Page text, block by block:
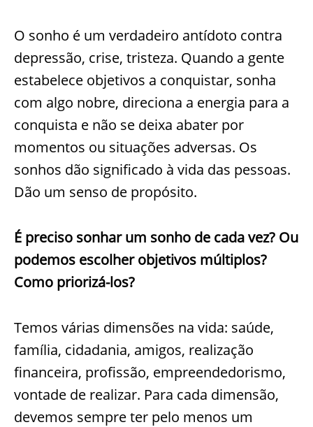
O sonho é um verdadeiro antídoto contra
depressão, crise, tristeza. Quando a gente
estabelece objetivos a conquistar, sonha
com algo nobre, direciona a energia para a
conquista e não se deixa abater por
momentos ou situações adversas. Os
sonhos dão significado à vida das pessoas.
Dão um senso de propósito.
É preciso sonhar um sonho de cada vez? Ou
podemos escolher objetivos múltiplos?
Como priorizá-los?
Temos várias dimensões na vida: saúde,
família, cidadania, amigos, realização
financeira, profissão, empreendedorismo,
vontade de realizar. Para cada dimensão,
devemos sempre ter pelo menos um